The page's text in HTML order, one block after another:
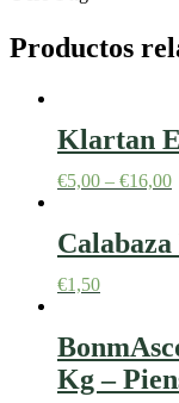
Productos
Klartan
€5,00 – €16,00
€1,50
Kg –